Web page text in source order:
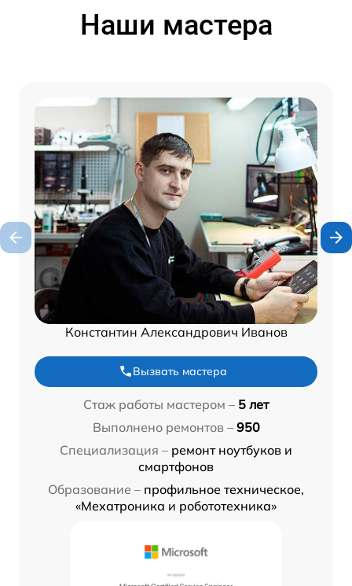
Наши мастера
Константин Александрович Иванов
Вызвать мастера
Стаж работы мастером – 5 лет
Выполнено ремонтов – 950
Специализация – ремонт ноутбуков и
смартфонов
Образование – профильное техническое,
«Мехатроника и робототехника»